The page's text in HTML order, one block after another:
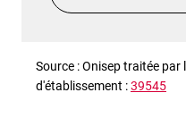
Source : Onisep traitée par
d'établissement :39545